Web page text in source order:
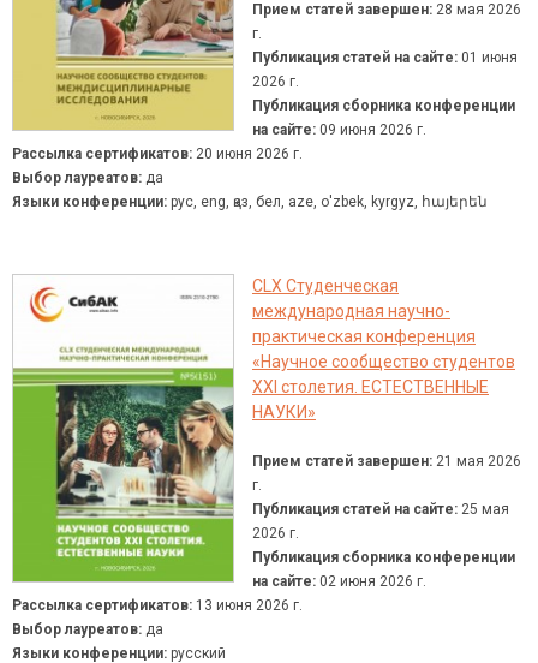
Прием статей завершен: 28 мая 2026
г.
Публикация статей на сайте: 01 июня
2026 г.
Публикация сборника конференции
на сайте: 09 июня 2026 г.
Рассылка сертификатов: 20 июня 2026 г.
Выбор лауреатов: да
Языки конференции: рус, eng, қаз, бел, aze, о'zbek, kyrgyz, հայերեն
CLX Студенческая
международная научно-
практическая конференция
«Научное сообщество студентов
XXI столетия. ЕСТЕСТВЕННЫЕ
НАУКИ»
Прием статей завершен: 21 мая 2026
г.
Публикация статей на сайте: 25 мая
2026 г.
Публикация сборника конференции
на сайте: 02 июня 2026 г.
Рассылка сертификатов: 13 июня 2026 г.
Выбор лауреатов: да
Языки конференции: русский